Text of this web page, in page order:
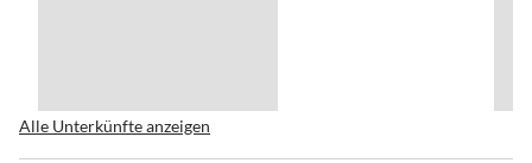
Alle Unterkünfte anzeigen